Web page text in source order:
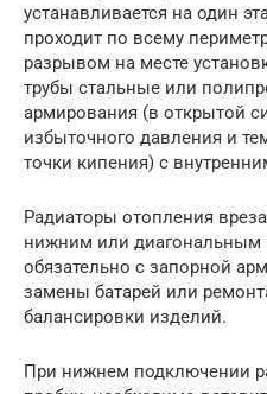
устанавливается на один
проходит по всему
разрывом на месте
трубы стальные или
армирования (в открытой
избыточного давления и
точки кипения) с
Радиаторы отопления
нижним или диагональным
обязательно с запорной
замены батарей или
балансировки изделий.
При нижнем подключении